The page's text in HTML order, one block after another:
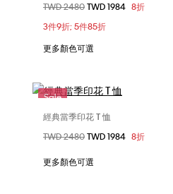
XXS
XS
L
價格扣減從
TWD 2480至
TWD 1984 8折
3件9折; 5件85折
更多顏色可選
Sale
XXS
XS
L
經典當季印花 T 恤
價格扣減從
TWD 2480至
TWD 1984 8折
更多顏色可選